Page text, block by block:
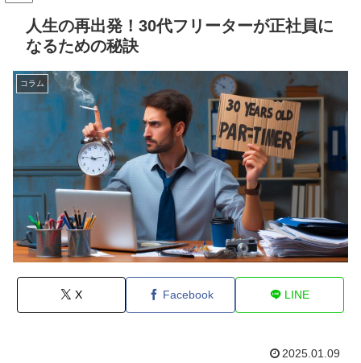
人生の再出発！30代フリーターが正社員に
なるための秘訣
コラム
X Facebook LINE
2025.01.09